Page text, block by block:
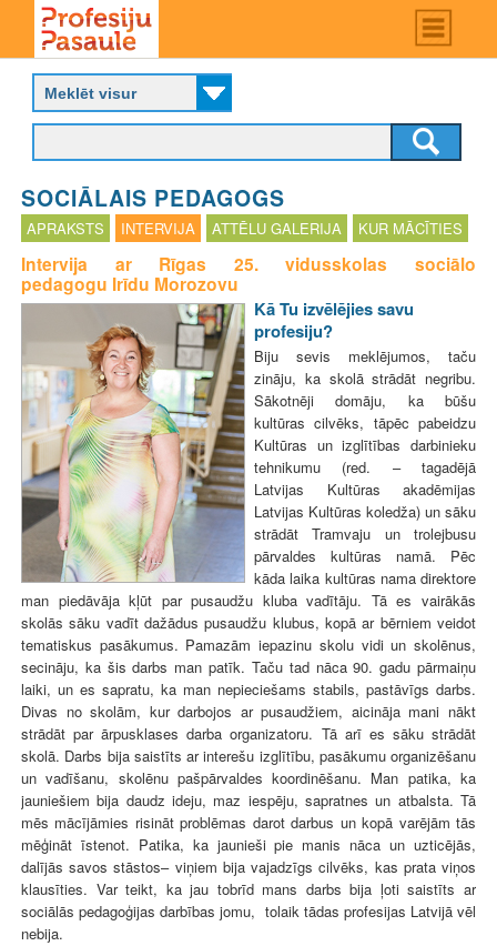
main
content
Main
menu
P
o
f
e
i
j
u
p
a
s
u
l
e
SOCIĀLAIS PEDAGOGS
APRAKSTS INTERVIJA ATTĒLU GALERIJA KUR MĀCĪTIES
Intervija ar Rīgas 25. vidusskolas sociālo
pedagogu Irīdu Morozovu
Kā Tu izvēlējies savu
profesiju?
Biju sevis meklējumos, taču
zināju, ka skolā strādāt negribu.
Sākotnēji domāju, ka būšu
kultūras cilvēks, tāpēc pabeidzu
Kultūras un izglītības darbinieku
tehnikumu (red. – tagadējā
Latvijas Kultūras akadēmijas
Latvijas Kultūras koledža) un sāku
strādāt Tramvaju un trolejbusu
pārvaldes kultūras namā. Pēc
kāda laika kultūras nama direktore
man piedāvāja kļūt par pusaudžu kluba vadītāju. Tā es vairākās
skolās sāku vadīt dažādus pusaudžu klubus, kopā ar bērniem veidot
tematiskus pasākumus. Pamazām iepazinu skolu vidi un skolēnus,
secināju, ka šis darbs man patīk. Taču tad nāca 90. gadu pārmaiņu
laiki, un es sapratu, ka man nepieciešams stabils, pastāvīgs darbs.
Divas no skolām, kur darbojos ar pusaudžiem, aicināja mani nākt
strādāt par ārpusklases darba organizatoru. Tā arī es sāku strādāt
skolā. Darbs bija saistīts ar interešu izglītību, pasākumu organizēšanu
un vadīšanu, skolēnu pašpārvaldes koordinēšanu. Man patika, ka
jauniešiem bija daudz ideju, maz iespēju, sapratnes un atbalsta. Tā
mēs mācījāmies risināt problēmas darot darbus un kopā varējām tās
mēģināt īstenot. Patika, ka jaunieši pie manis nāca un uzticējās,
dalījās savos stāstos– viņiem bija vajadzīgs cilvēks, kas prata viņos
klausīties. Var teikt, ka jau tobrīd mans darbs bija ļoti saistīts ar
sociālās pedagoģijas darbības jomu, tolaik tādas profesijas Latvijā vēl
nebija.